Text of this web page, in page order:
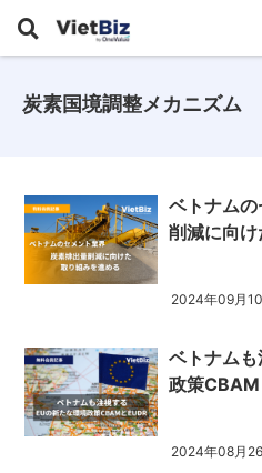
炭素国境調整メカニズム
ベトナム
削減に向
2024年09月
ベトナム
政策
2024年08月